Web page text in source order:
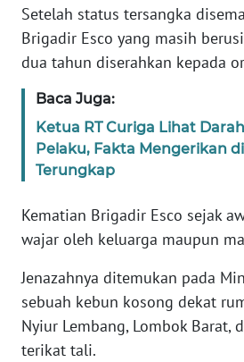
Setelah status tersangka
Brigadir Esco yang masih
dua tahun diserahkan kepada
Baca Juga:
Ketua RT Curiga Lihat
Pelaku, Fakta Mengerikan
Terungkap
Kematian Brigadir Esco sejak
wajar oleh keluarga maupun
Jenazahnya ditemukan pada
sebuah kebun kosong dekat
Nyiur Lembang, Lombok Barat,
terikat tali.
Regional
WN
WN
JAKARTA
JABAR
BANTEN
WN
NTT